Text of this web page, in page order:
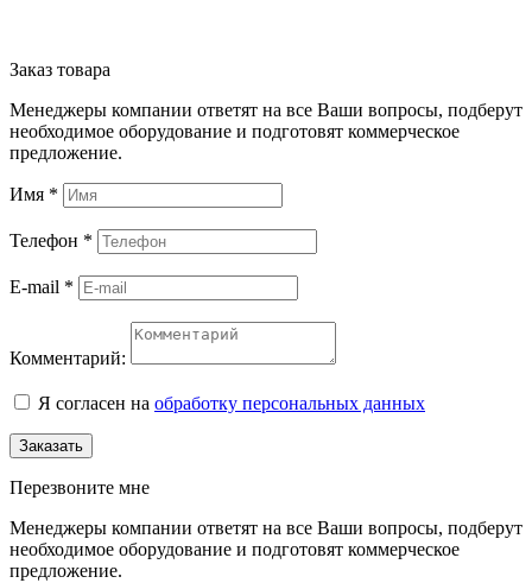
Заказ товара
Менеджеры компании ответят на все Ваши вопросы, подберут
необходимое оборудование и подготовят коммерческое
предложение.
Имя *
Телефон *
E-mail *
Комментарий:
Я согласен на обработку персональных данных
Заказать
Перезвоните мне
Менеджеры компании ответят на все Ваши вопросы, подберут
необходимое оборудование и подготовят коммерческое
предложение.